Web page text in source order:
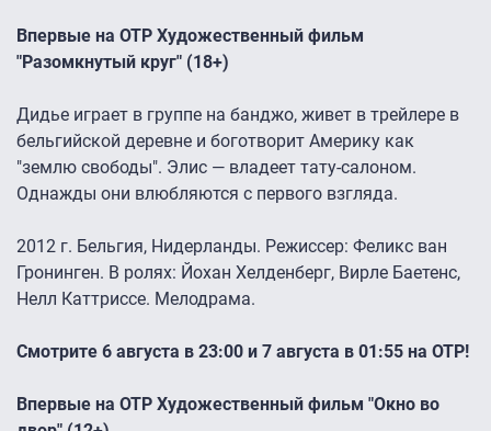
Впервые на ОТР Художественный фильм
"Разомкнутый круг" (18+)
Дидье играет в группе на банджо, живет в трейлере в
бельгийской деревне и боготворит Америку как
"землю свободы". Элис — владеет тату-салоном.
Однажды они влюбляются с первого взгляда.
2012 г. Бельгия, Нидерланды. Режиссер: Феликс ван
Гронинген. В ролях: Йохан Хелденберг, Вирле Баетенс,
Нелл Каттриссе. Мелодрама.
Смотрите 6 августа в 23:00 и 7 августа в 01:55 на ОТР!
Впервые на ОТР Художественный фильм "Окно во